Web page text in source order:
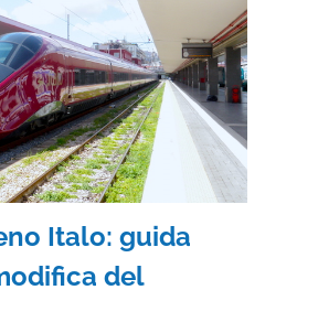
Italo: guida
del